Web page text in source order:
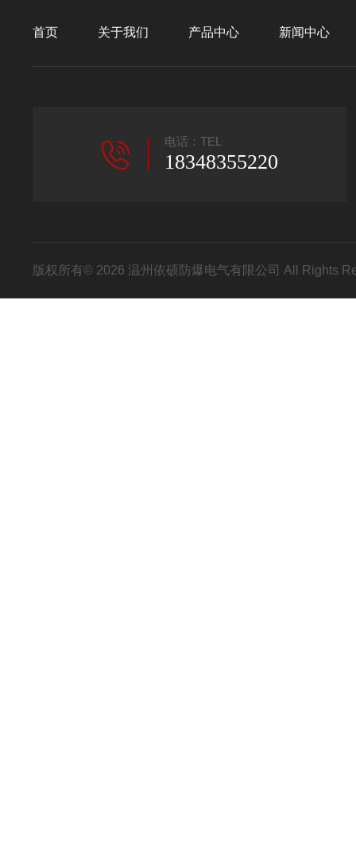
首页 关于我们 产品中心 新闻中心
电话：TEL
18348355220
版权所有© 2026 温州依硕防爆电气有限公司 All Rights